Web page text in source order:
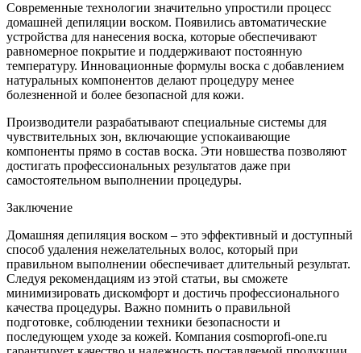
Современные технологии значительно упростили процесс
домашней депиляции воском. Появились автоматические
устройства для нанесения воска, которые обеспечивают
равномерное покрытие и поддерживают постоянную
температуру. Инновационные формулы воска с добавлением
натуральных компонентов делают процедуру менее
болезненной и более безопасной для кожи.
Производители разрабатывают специальные системы для
чувствительных зон, включающие успокаивающие
компоненты прямо в состав воска. Эти новшества позволяют
достигать профессиональных результатов даже при
самостоятельном выполнении процедуры.
Заключение
Домашняя депиляция воском – это эффективный и доступный
способ удаления нежелательных волос, который при
правильном выполнении обеспечивает длительный результат.
Следуя рекомендациям из этой статьи, вы сможете
минимизировать дискомфорт и достичь профессионального
качества процедуры. Важно помнить о правильной
подготовке, соблюдении техники безопасности и
последующем уходе за кожей. Компания cosmoprofi-one.ru